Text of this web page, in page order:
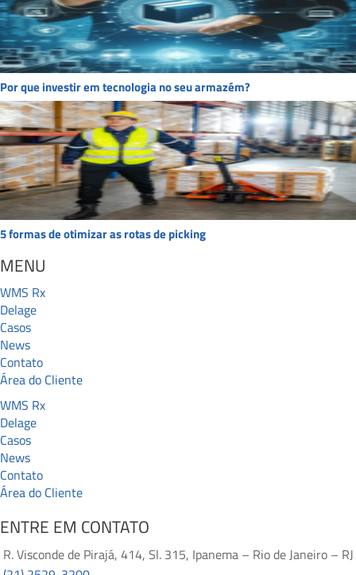
Por que investir em tecnologia no seu armazém?
5 formas de otimizar as rotas de picking
MENU
WMS Rx
Delage
Casos
News
Contato
Área do Cliente
WMS Rx
Delage
Casos
News
Contato
Área do Cliente
ENTRE EM CONTATO
R. Visconde de Pirajá, 414, Sl. 315, Ipanema – Rio de Janeiro – RJ